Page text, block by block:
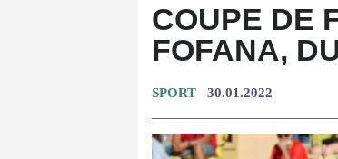
COUPE DE
FOFANA,
SPORT 30.01.2022